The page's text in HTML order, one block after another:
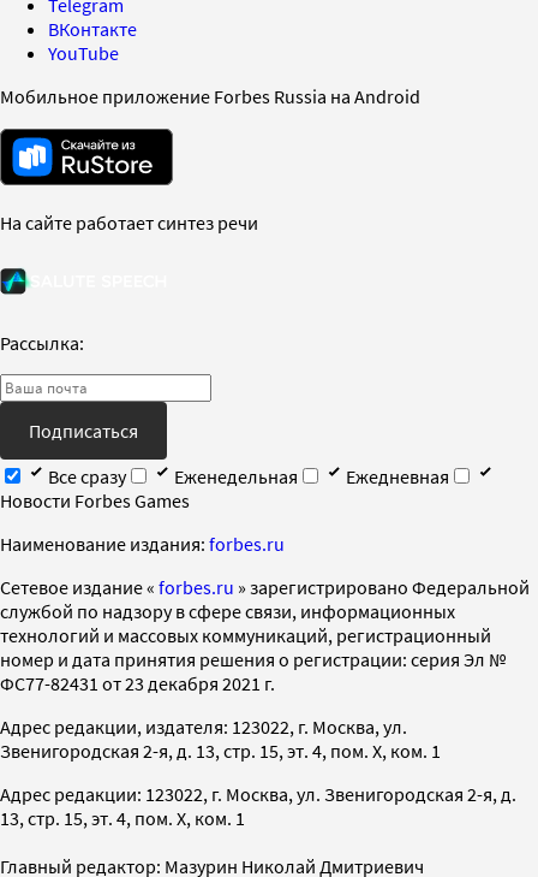
ВКонтакте
YouTube
Мобильное приложение Forbes Russia на Android
На сайте работает синтез речи
Рассылка:
Подписаться
Все сразу
Еженедельная
Ежедневная
Новости Forbes Games
Наименование издания: forbes.ru
Cетевое издание « forbes.ru » зарегистрировано Федеральной
службой по надзору в сфере связи, информационных
технологий и массовых коммуникаций, регистрационный
номер и дата принятия решения о регистрации: серия Эл №
ФС77-82431 от 23 декабря 2021 г.
Адрес редакции, издателя: 123022, г. Москва, ул.
Звенигородская 2-я, д. 13, стр. 15, эт. 4, пом. X, ком. 1
Адрес редакции: 123022, г. Москва, ул. Звенигородская 2-я, д.
13, стр. 15, эт. 4, пом. X, ком. 1
Главный редактор: Мазурин Николай Дмитриевич